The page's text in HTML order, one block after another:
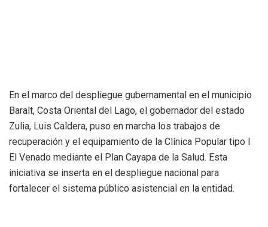
En el marco del despliegue gubernamental en el municipio
Baralt, Costa Oriental del Lago, el gobernador del estado
Zulia, Luis Caldera, puso en marcha los trabajos de
recuperación y el equipamiento de la Clínica Popular tipo I
El Venado mediante el Plan Cayapa de la Salud. Esta
iniciativa se inserta en el despliegue nacional para
fortalecer el sistema público asistencial en la entidad.